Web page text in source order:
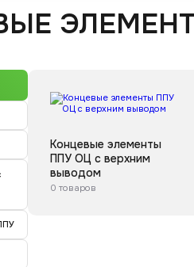
Концевые элементы
ППУ ОЦ с верхним
выводом
0 товаров